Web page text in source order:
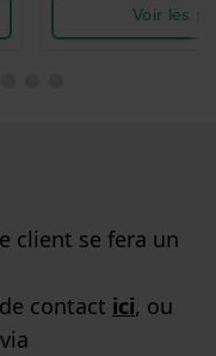
Voir les
client se fera un
contact ici, ou